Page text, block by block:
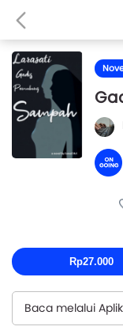
Rp27.000
Baca melalui